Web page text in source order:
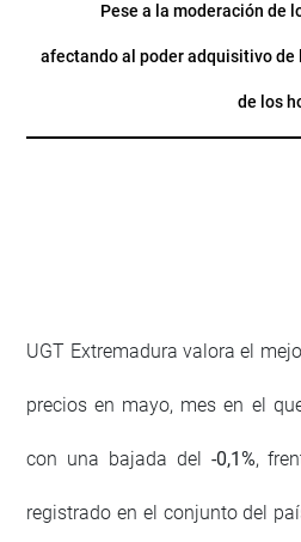
Pese a la moderación de
afectando al poder adquisitivo de
de los
UGT Extremadura valora el
precios en mayo, mes en el
con una bajada del -0,1%,
registrado en el conjunto del